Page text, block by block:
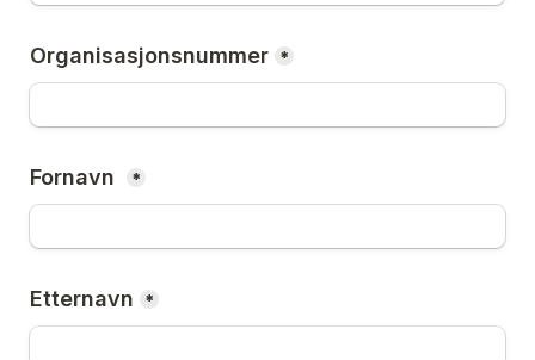
Organisasjonsnummer *
Fornavn *
Etternavn *